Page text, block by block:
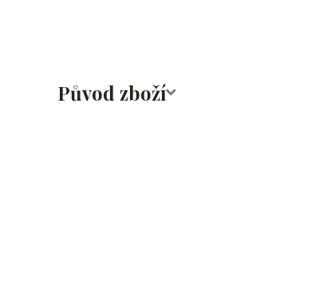
Původ zboží